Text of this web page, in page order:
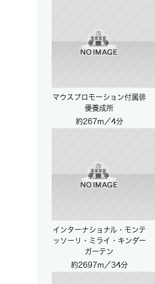
マウスプロモーション付属俳
優養成所
約267m／4分
インターナショナル・モンテ
ッソーリ・ミライ・キンダー
ガーテン
約2697m／34分